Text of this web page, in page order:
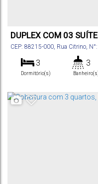
DUPLEX COM 03
CEP: 88215-000, Rua Citrino, N°:
3
Dormitório(s)
3
Suíte(s) Total: